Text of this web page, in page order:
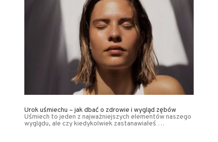
Urok uśmiechu – jak dbać o zdrowie i wygląd zębów
Uśmiech to jeden z najważniejszych elementów naszego
wyglądu, ale czy kiedykolwiek zastanawiałeś …